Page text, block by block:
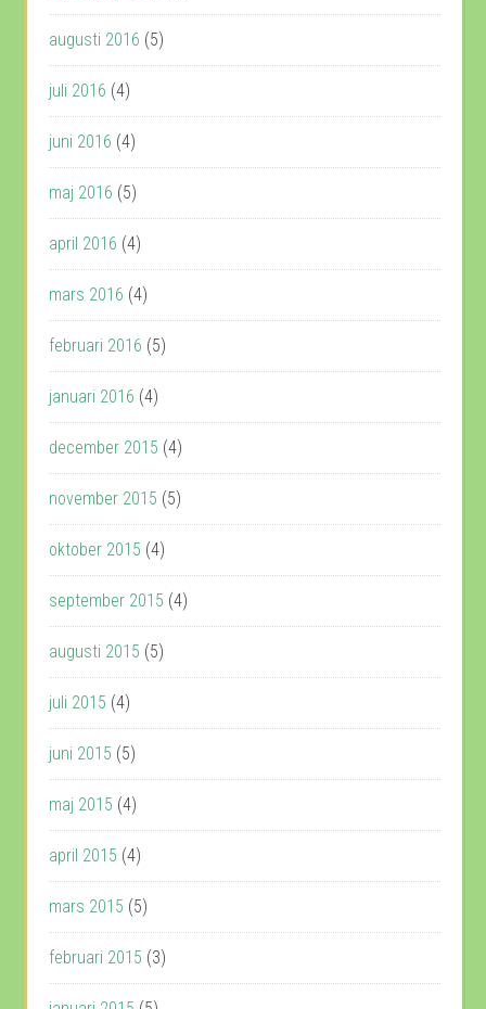
augusti 2016 (5)
juli 2016 (4)
juni 2016 (4)
maj 2016 (5)
april 2016 (4)
mars 2016 (4)
februari 2016 (5)
januari 2016 (4)
december 2015 (4)
november 2015 (5)
oktober 2015 (4)
september 2015 (4)
augusti 2015 (5)
juli 2015 (4)
juni 2015 (5)
maj 2015 (4)
april 2015 (4)
mars 2015 (5)
februari 2015 (3)